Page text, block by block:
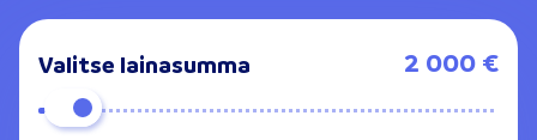
Valitse lainasumma 2 000 €